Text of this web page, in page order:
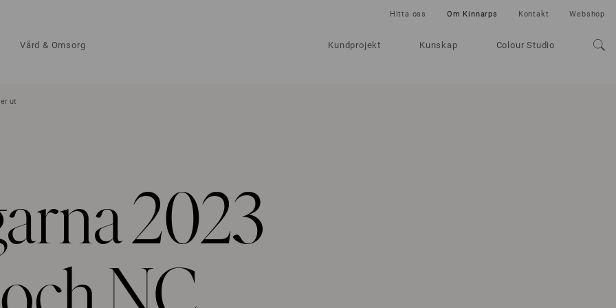
Vård & Omsorg Kundprojekt Kunskap Colour Studio
Hitta oss Om Kinnarps Kontakt Webshop
ut
2023